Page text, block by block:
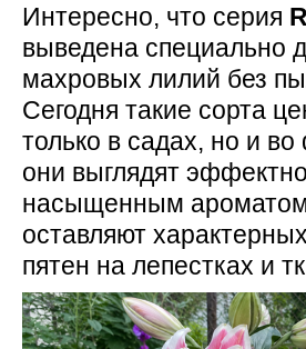
Интересно, что серия
выведена специально
махровых лилий без
Сегодня такие сорта
только в садах, но и
они выглядят
насыщенным
оставляют
пятен на лепестках и